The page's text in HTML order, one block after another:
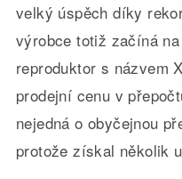
velký úspěch díky
výrobce totiž začíná
reproduktor s názvem
prodejní cenu v
nejedná o obyčejnou
protože získal několik